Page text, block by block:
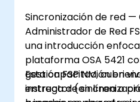
Sincronización de red —
Administrador de Red
una introducción
plataforma OSA 5421
gestión FSP NM,
entrega de
Esta capacitación en
instructor (en línea o